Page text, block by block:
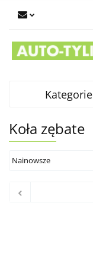
Kategorie
Koła zębate